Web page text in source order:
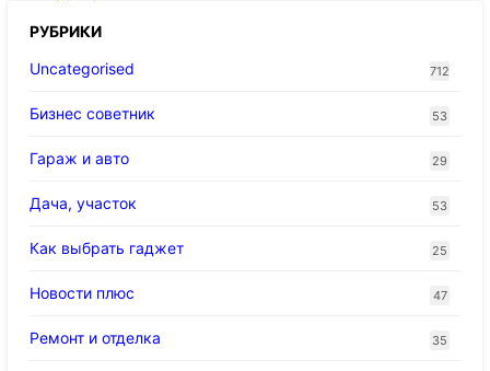
РУБРИКИ
Uncategorised
712
Бизнес советник 53
Гараж и авто 29
Дача, участок 53
Как выбрать гаджет 25
Новости плюс 47
Ремонт и отделка 35